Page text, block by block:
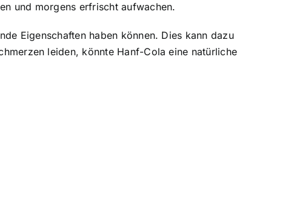
und morgens erfrischt aufwachen.
Eigenschaften haben können. Dies kann dazu
leiden, könnte Hanf-Cola eine natürliche